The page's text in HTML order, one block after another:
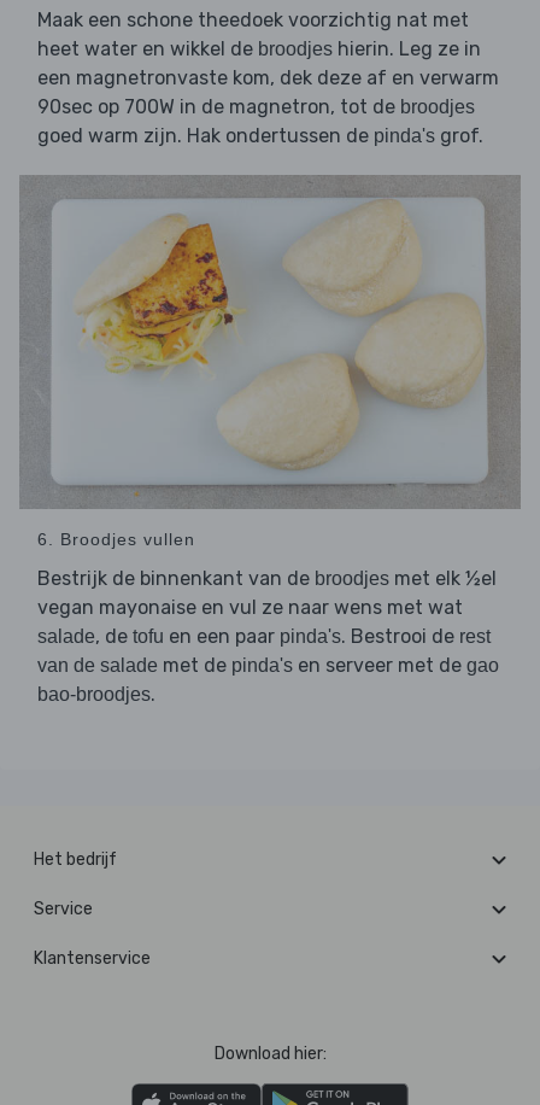
Maak een schone theedoek voorzichtig nat met
heet water en wikkel de broodjes hierin. Leg ze in
een magnetronvaste kom, dek deze af en verwarm
90sec op 700W in de magnetron, tot de broodjes
goed warm zijn. Hak ondertussen de pinda's grof.
6. Broodjes vullen
Bestrijk de binnenkant van de broodjes met elk ½el
vegan mayonaise en vul ze naar wens met wat
salade, de tofu en een paar pinda's. Bestrooi de rest
van de salade met de pinda's en serveer met de gao
bao-broodjes.
Het bedrijf
Service
Klantenservice
Download hier: